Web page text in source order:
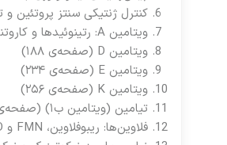
کنترل ژنتیکی سنتز پروتئین
ویتامین A: رتینوئیدها و کاروتنوئیدها (صفحه‌ی ۱۳۳)
ویتامین D (صفحه‌ی ۱۸۸)
ویتامین E (صفحه‌ی ۲۳۴)
ویتامین K (صفحه‌ی ۲۵۶)
تیامین (ویتامین ب۱) (صفحه‌ی ۲۷۳)
فلاوین‌ها: ریبوفلاوین، FMN و FAD (ویتامین ب۲) (صفحه‌ی ۲۸۹)